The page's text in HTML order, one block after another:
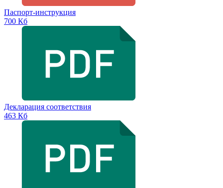
Паспорт-инструкция
700 Кб
Декларация соответствия
463 Кб